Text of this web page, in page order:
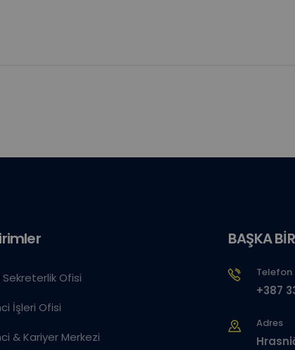
Ofisi
İşleri Ofisi
& Kariyer Merkezi
BAŞKA
Telefon
+387
Adres